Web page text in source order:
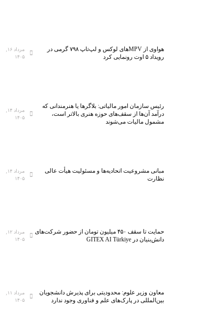
هواوی از MPVهای لوکس و لپ‌تاپ ۷۹۸ گرمی در
رویداد ۵ اوت رونمایی کرد
۱۴۰۵
رئیس سازمان امور مالیاتی: بلاگر‌ها یا هنرمندانی که
درآمد آن‌ها از سقف‌های حوزه هنری بالاتر است،
مشمول مالیات می‌شوند
۱۴۰۵
مبانی مشروعیت اتحادیه‌ها و مسئولیت هیأت عالی
نظارت
۱۴۰۵
حمایت تا سقف ۴۵۰ میلیون تومان از حضور شرکت‌های
دانش‌بنیان در GITEX AI Türkiye
۱۴۰۵
معاون وزیر علوم: محدودیتی برای پذیرش دانشجویان
بین‌المللی در پارک‌های علم و فناوری وجود ندارد
۱۴۰۵